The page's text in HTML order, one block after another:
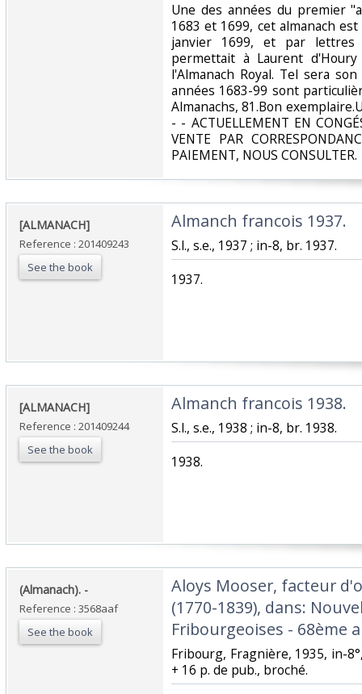
‎Une des années du premier
1683 et 1699, cet almanach
janvier 1699, et par
permettait à Laurent
l'Almanach Royal. Tel sera
années 1683-99 sont
Almanachs, 81.Bon
- - ACTUELLEMENT EN
VENTE PAR
PAIEMENT, NOUS CONSULTER.‎
‎[ALMANACH]‎
Reference : 201409243
See the book
‎Almanch francois 1937. ‎
‎S.l., s.e., 1937 ; in-8, br. 1937.‎
‎1937.‎
‎[ALMANACH]‎
Reference : 201409244
See the book
‎Almanch francois 1938. ‎
‎S.l., s.e., 1938 ; in-8, br. 1938.‎
‎1938.‎
‎(Almanach). -‎
Reference : 3568aaf
See the book
‎Aloys Mooser, facteur
(1770-1839), dans:
Fribourgeoises - 68ème
‎Fribourg, Fragnière, 1935, in-
+ 16 p. de pub., broché.‎